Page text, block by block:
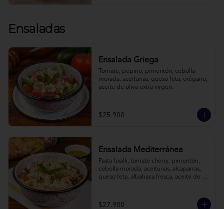
Ensaladas
Ensalada Griega
Tomate, pepino, pimentón, cebolla
morada, aceitunas, queso feta, orégano,
aceite de oliva extra virgen.
$25.900
Ensalada Mediterránea
Pasta fusilli, tomate cherry, pimentón,
cebolla morada, aceitunas, alcaparras,
queso feta, albahaca fresca, aceite de
$27.900